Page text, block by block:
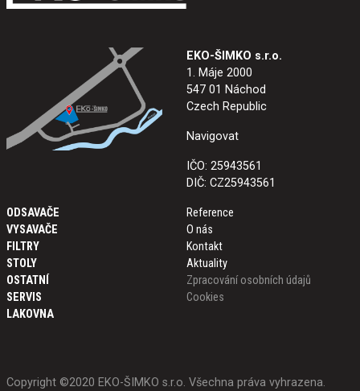
EKO-ŠIMKO s.r.o.
1. Máje 2000
547 01 Náchod
Czech Republic
Navigovat
IČO: 25943561
DIČ: CZ25943561
ODSAVAČE
VYSAVAČE
FILTRY
STOLY
OSTATNÍ
SERVIS
LAKOVNA
Reference
O nás
Kontakt
Aktuality
Zpracování osobních údajů
Cookies
Copyright ©2020 EKO-ŠIMKO s.r.o. Všechna práva vyhrazena.